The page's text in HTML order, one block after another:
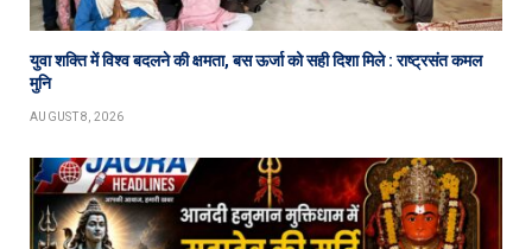
युवा शक्ति में विश्व बदलने की क्षमता, बस ऊर्जा को सही दिशा मिले : राष्ट्रसंत कमल
मुनि
AUGUST 8, 2026